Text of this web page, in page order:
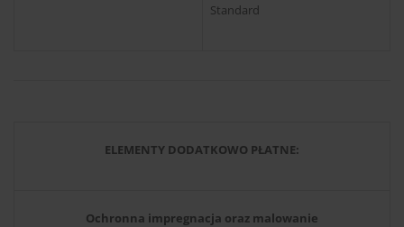
Standard
ELEMENTY DODATKOWO PŁATNE:
Ochronna impregnacja oraz malowanie